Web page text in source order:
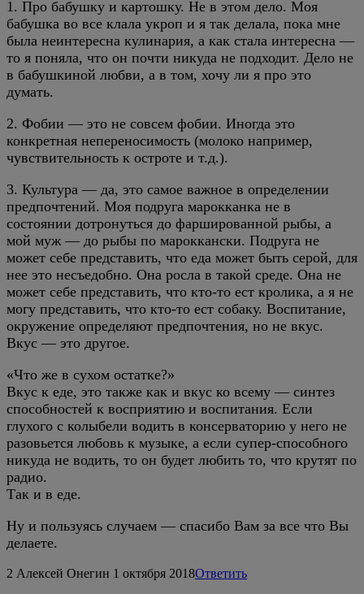
1. Про бабушку и картошку. Не в этом дело. Моя
бабушка во все клала укроп и я так делала, пока мне
была неинтересна кулинария, а как стала интересна —
то я поняла, что он почти никуда не подходит. Дело не
в бабушкиной любви, а в том, хочу ли я про это
думать.
2. Фобии — это не совсем фобии. Иногда это
конкретная непереносимость (молоко например,
чувствительность к остроте и т.д.).
3. Культура — да, это самое важное в определении
предпочтений. Моя подруга марокканка не в
состоянии дотронуться до фаршированной рыбы, а
мой муж — до рыбы по мароккански. Подруга не
может себе представить, что еда может быть серой, для
нее это несъедобно. Она росла в такой среде. Она не
может себе представить, что кто-то ест кролика, а я не
могу представить, что кто-то ест собаку. Воспитание,
окружение определяют предпочтения, но не вкус.
Вкус — это другое.
«Что же в сухом остатке?»
Вкус к еде, это также как и вкус ко всему — синтез
способностей к восприятию и воспитания. Если
глухого с колыбели водить в консерваторию у него не
разовьется любовь к музыке, а если супер-способного
никуда не водить, то он будет любить то, что крутят по
радио.
Так и в еде.
Ну и пользуясь случаем — спасибо Вам за все что Вы
делаете.
2 Алексей Онегин 1 октября 2018Ответить